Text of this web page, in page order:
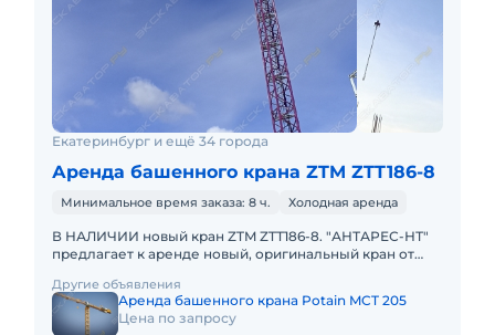
Екатеринбург и ещё 34 города
Аренда башенного крана ZTM ZTT186-8
Минимальное время заказа: 8 ч. Холодная аренда
В НАЛИЧИИ новый кран ZTM ZTT186-8. "АНТАРЕС-НТ"
предлагает к аренде новый, оригинальный кран от
- модель ZTT18
Другие объявления
Аренда башенного крана Potain MCT 205
Цена по запросу